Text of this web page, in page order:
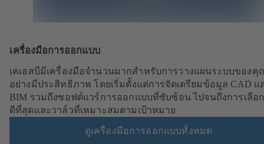
เครื่องมือการออกแบบ
เคเอสบีมีเครื่องมือจำนวนมากสำหรับการวางแผนระบบของคุ
อย่างมีประสิทธิภาพ โดยเริ่มตั้งแต่การจัดเตรียมข้อมูล CAD แ
BIM รวมถึงซอฟต์แวร์การออกแบบที่ซับซ้อน ไปจนถึงการเลือ
ดีที่สุดและวาล์วที่เหมาะสมตามเป้าหมาย
ดูเครื่องมือการออกแบบทั้งหมด